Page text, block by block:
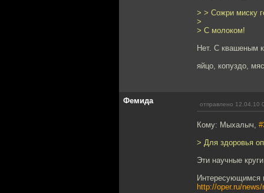
> > Сожри миску
>
> С молоком!
Нет. С квашеным
яйцо, копуздо,
Фемида отправлено 12.04.10
Кому: Мыхалыч,
> Для здоровья
Эти научные
Интересующимся
http://oper.ru/